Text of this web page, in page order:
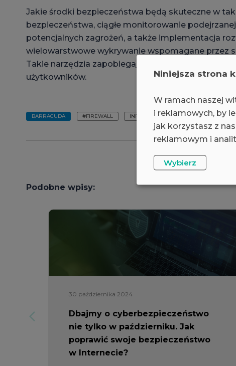
Jakie środki bezpieczeństwa będą skuteczne w
bezpieczeństwa, ciągłe monitorowanie
potencjalnych zagrożeń, a także implementacja
wielowarstwowe wykrywanie wspomagane przez
Takie narzędzia zapobiegają przedostawaniu się
użytkowników.
BARRACUDA #FIREWALL INFORMACJA
Podobne wpisy:
arrow_forward_ios
30 października 2024
Dbajmy o cyberbezpieczeństwo
nie tylko w październiku. Jak
poprawić swoje bezpieczeństwo
w Internecie?
Niniejsza strona
W ramach naszej
i reklamowych, by
jak korzystasz z
reklamowym i
Wybierz